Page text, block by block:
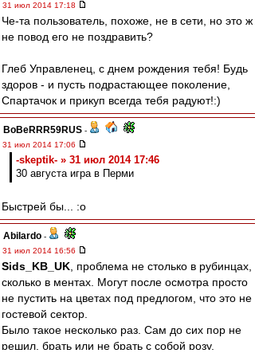
31 июл 2014 17:18
Че-та пользователь, похоже, не в сети, но это ж
не повод его не поздравить?
Глеб Управленец, с днем рождения тебя! Будь
здоров - и пусть подрастающее поколение,
Спартачок и прикуп всегда тебя радуют!:)
BoBeRRR59RUS -
31 июл 2014 17:06
-skeptik- » 31 июл 2014 17:46
30 августа игра в Перми
Быстрей бы... :o
Abilardo -
31 июл 2014 16:56
Sids_KB_UK , проблема не столько в рубинцах,
сколько в ментах. Могут после осмотра просто
не пустить на цветах под предлогом, что это не
гостевой сектор.
Было такое несколько раз. Сам до сих пор не
решил, брать или не брать с собой розу.